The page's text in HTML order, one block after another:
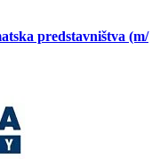
predstavništva (m/